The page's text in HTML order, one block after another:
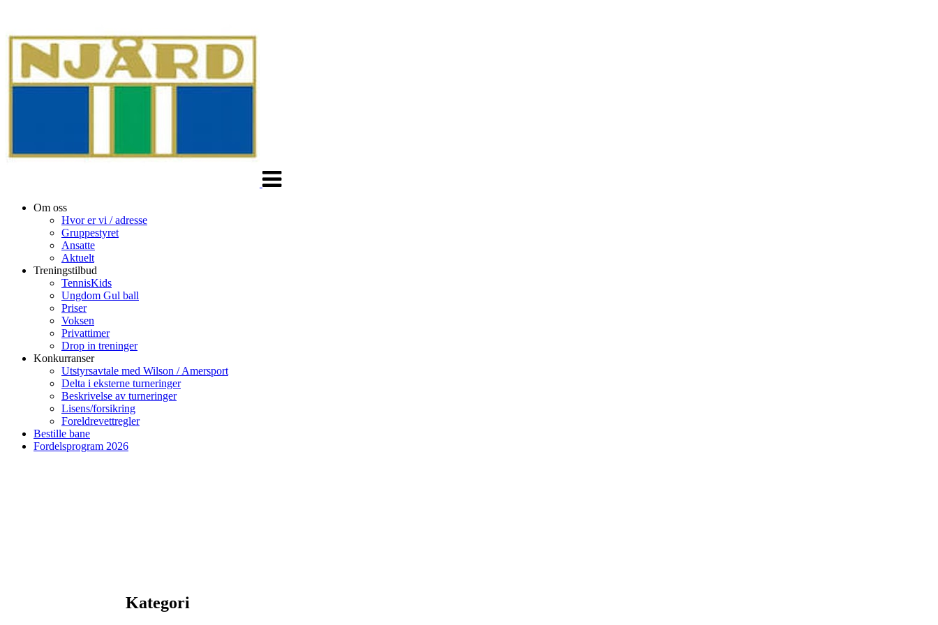
Om oss
Hvor er vi / adresse
Gruppestyret
Ansatte
Aktuelt
Treningstilbud
TennisKids
Ungdom Gul ball
Priser
Voksen
Privattimer
Drop in treninger
Konkurranser
Utstyrsavtale med Wilson / Amersport
Delta i eksterne turneringer
Beskrivelse av turneringer
Lisens/forsikring
Foreldrevettregler
Bestille bane
Fordelsprogram 2026
Kategori